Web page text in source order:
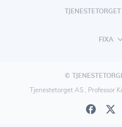
FIXA
©
Tjenestetorget AS , Professor